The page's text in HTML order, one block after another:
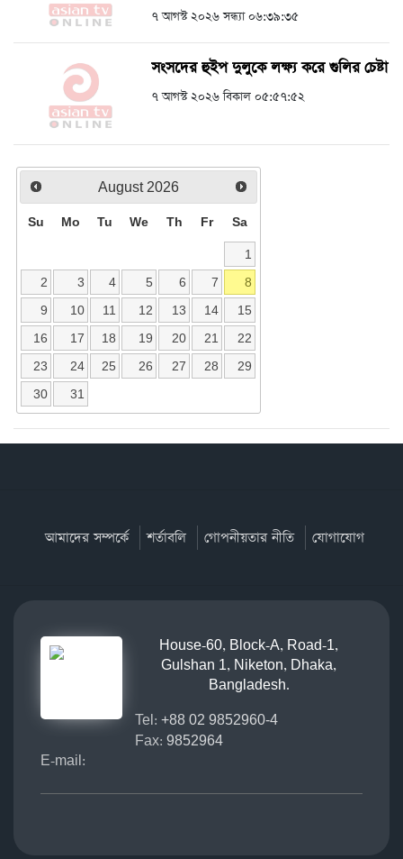
৭ আগস্ট ২০২৬ সন্ধ্যা ০৬:৩৯:৩৫
সংসদের হুইপ দুলুকে লক্ষ্য করে গুলির চেষ্টা
৭ আগস্ট ২০২৬ বিকাল ০৫:৫৭:৫২
August 2026
Su Mo Tu We Th Fr Sa
1
2
3 4 5 6 7
8
9
10 11 12 13 14
15
16
17 18 19 20 21
22
23
24 25 26 27 28
29
30
31
আমাদের সম্পর্কে শর্তাবলি গোপনীয়তার নীতি যোগাযোগ
House-60, Block-A, Road-1,
Gulshan 1, Niketon, Dhaka,
Bangladesh.
Tel: +88 02 9852960-4
Fax: 9852964
E-mail: